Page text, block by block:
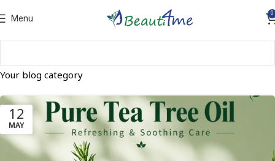
Menu 0
Your blog category
12
MAY